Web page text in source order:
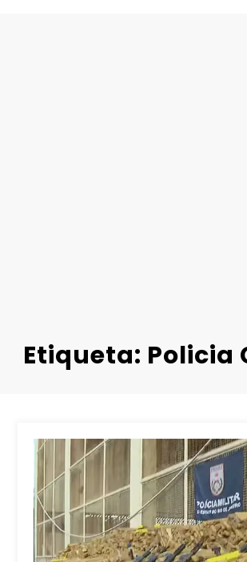
Etiqueta: Policia